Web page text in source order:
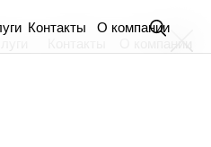
Контакты О компании